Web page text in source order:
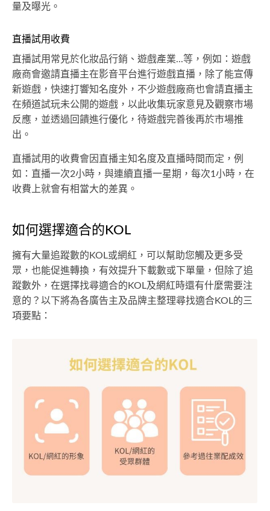
量及曝光。
直播試用收費
直播試用常見於化妝品行銷、遊戲產業...等，例如：遊戲
廠商會邀請直播主在影音平台進行遊戲直播，除了能宣傳
新遊戲，快速打響知名度外，不少遊戲廠商也會請直播主
在頻道試玩未公開的遊戲，以此收集玩家意見及觀察市場
反應，並透過回饋進行優化，待遊戲完善後再於市場推
出。
直播試用的收費會因直播主知名度及直播時間而定，例
如：直播一次2小時，與連續直播一星期，每次1小時，在
收費上就會有相當大的差異。
如何選擇適合的KOL
擁有大量追蹤數的KOL或網紅，可以幫助您觸及更多受
眾，也能促進轉換，有效提升下載數或下單量，但除了追
蹤數外，在選擇找尋適合的KOL及網紅時還有什麼需要注
意的？以下將為各廣告主及品牌主整理尋找適合KOL的三
項要點：